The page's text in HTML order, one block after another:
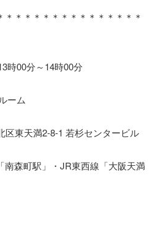
＊＊＊＊＊＊＊＊＊＊＊＊＊＊＊
時00分～14時00分
ーム
東天満2-8-1 若杉センタービル
南森町駅」・JR東西線「大阪天満